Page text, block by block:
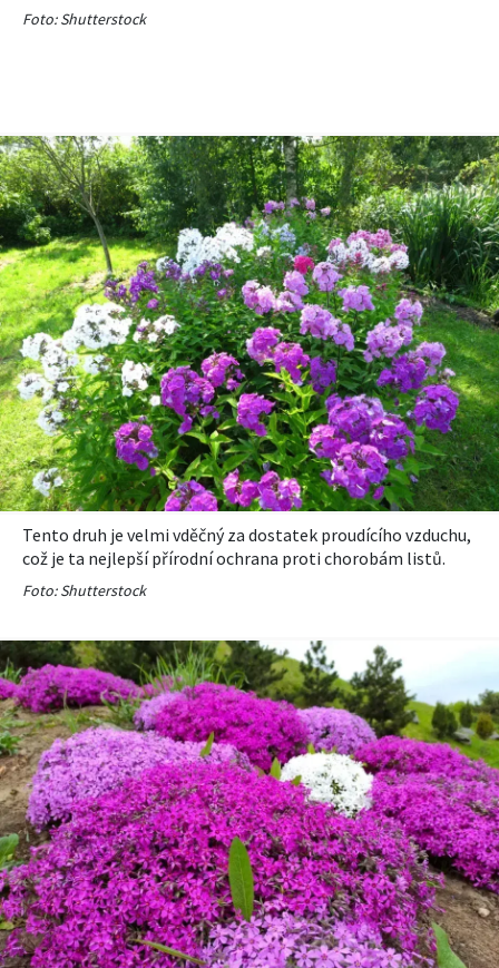
Foto: Shutterstock
Tento druh je velmi vděčný za dostatek proudícího vzduchu,
což je ta nejlepší přírodní ochrana proti chorobám listů.
Foto: Shutterstock